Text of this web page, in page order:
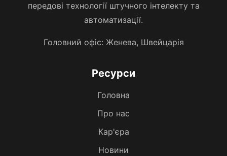
передові технології штучного інтелекту та
автоматизації.
Головний офіс: Женева, Швейцарія
Ресурси
Головна
Про нас
Кар'єра
Новини